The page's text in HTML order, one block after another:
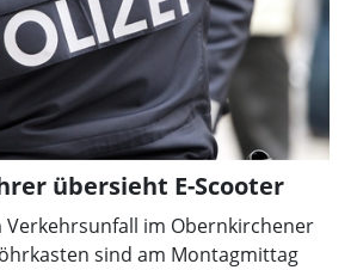
übersieht E-Scooter
Verkehrsunfall im Obernkirchener
sind am Montagmittag